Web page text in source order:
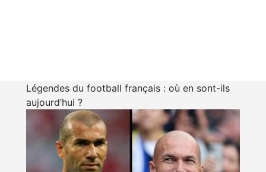
Légendes du football français : où en sont-ils
aujourd’hui ?